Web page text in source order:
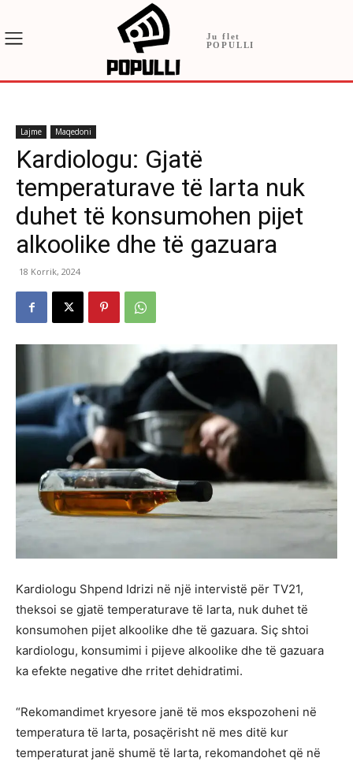
Ju flet
POPULLI
Lajme Maqedoni
Kardiologu: Gjatë
temperaturave të larta nuk
duhet të konsumohen pijet
alkoolike dhe të gazuara
18 Korrik, 2024
Kardiologu Shpend Idrizi në një intervistë për TV21,
theksoi se gjatë temperaturave të larta, nuk duhet të
konsumohen pijet alkoolike dhe të gazuara. Siç shtoi
kardiologu, konsumimi i pijeve alkoolike dhe të gazuara
ka efekte negative dhe rritet dehidratimi.
“Rekomandimet kryesore janë të mos ekspozoheni në
temperatura të larta, posaçërisht në mes ditë kur
temperaturat janë shumë të larta, rekomandohet që në